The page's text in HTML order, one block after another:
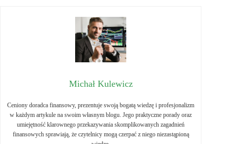
Michał Kulewicz
Ceniony doradca finansowy, prezentuje swoją bogatą wiedzę i profesjonalizm
w każdym artykule na swoim własnym blogu. Jego praktyczne porady oraz
umiejętność klarownego przekazywania skomplikowanych zagadnień
finansowych sprawiają, że czytelnicy mogą czerpać z niego niezastąpioną